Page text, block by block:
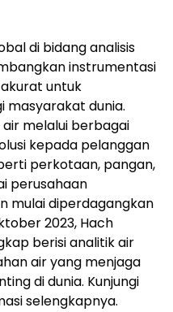
di bidang analisis
instrumentasi
untuk
masyarakat dunia.
melalui berbagai
kepada pelanggan
perkotaan, pangan,
perusahaan
mulai diperdagangkan
2023, Hach
berisi analitik air
air yang menjaga
di dunia. Kunjungi
selengkapnya.